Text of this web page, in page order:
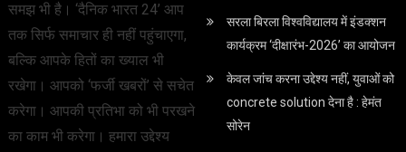
समझ भी है। ‘दैनिक भारत 24’ आप
तक सिर्फ समाचार ही नहीं पहुंचाएगा,
बल्कि आपके हितों का ख्याल भी
रखेगा। आपको ‘फर्जी खबरों’ से सचेत
करेगा। आपकी प्रतिभा को भी परखने
का काम भी करेगा। हमारा उद्देश्य
सरला बिरला विश्वविद्यालय में इंडक्शन
कार्यक्रम ‘दीक्षारंभ-2026’ का आयोजन
केवल जांच करना उद्देश्‍य नहीं, युवाओं को
concrete solution देना है : हेमंत
सोरेन